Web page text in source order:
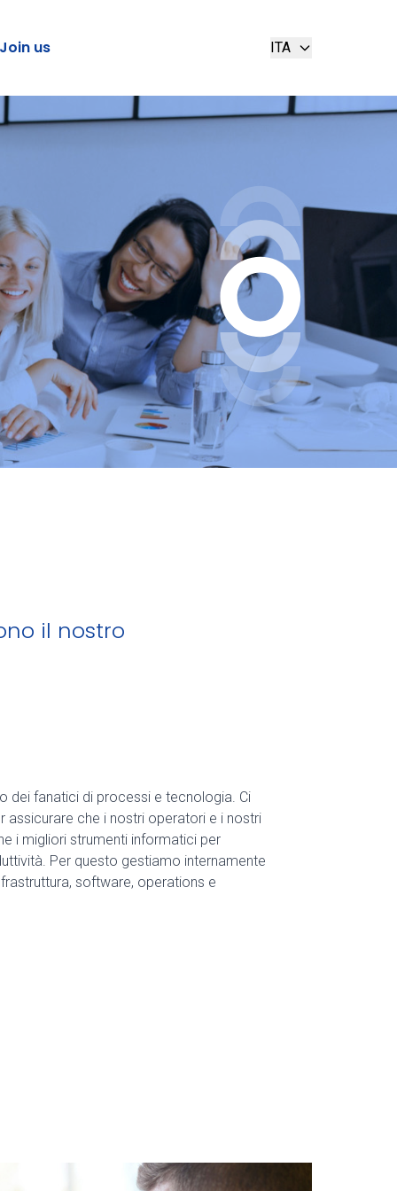
Join us ITA
il nostro
dei fanatici di processi e tecnologia. Ci
assicurare che i nostri operatori e i nostri
i migliori strumenti informatici per
Per questo gestiamo internamente
software, operations e